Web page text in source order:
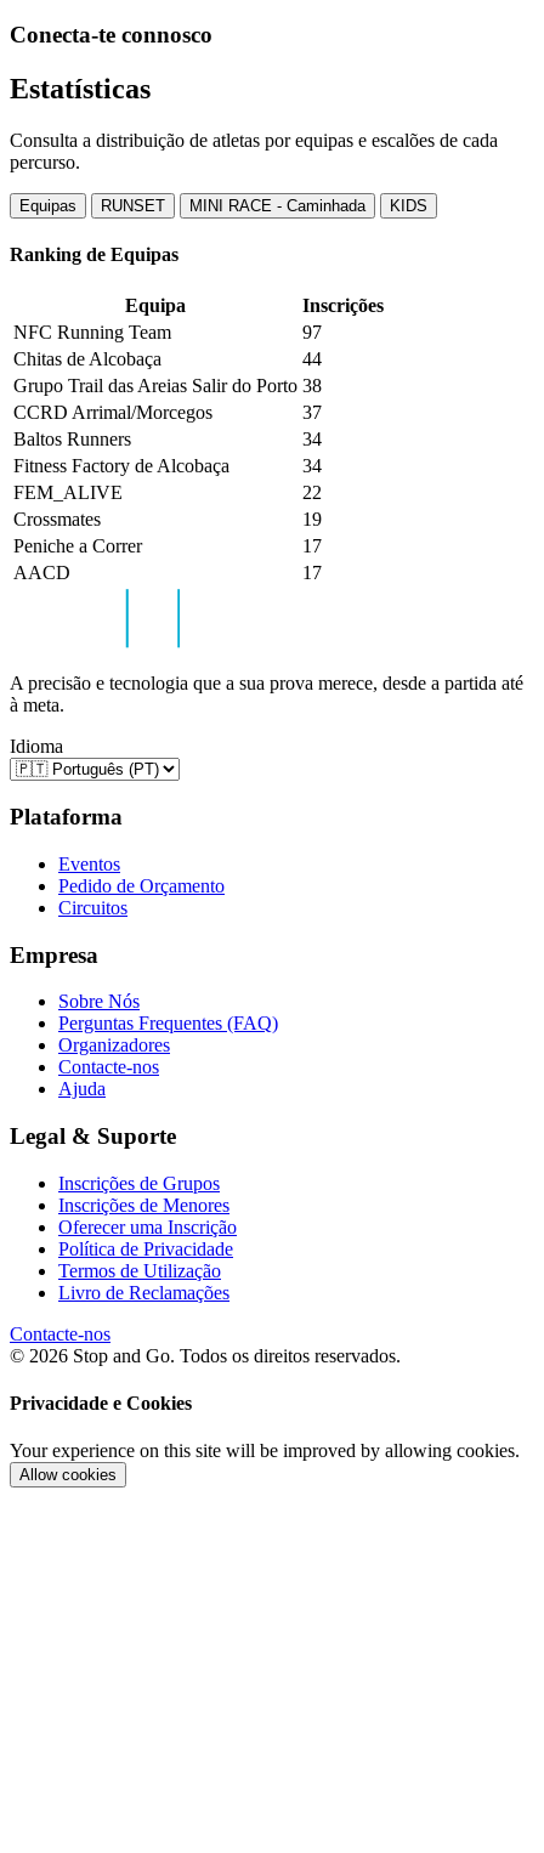
Conecta-te connosco
Estatísticas
Consulta a distribuição de atletas por equipas e escalões de cada
percurso.
Equipas RUNSET MINI RACE - Caminhada KIDS
Ranking de Equipas
Equipa
Inscrições
NFC Running Team
97
Chitas de Alcobaça
44
Grupo Trail das Areias Salir do Porto 38
CCRD Arrimal/Morcegos
37
Baltos Runners
34
Fitness Factory de Alcobaça
34
FEM_ALIVE
22
Crossmates
19
Peniche a Correr
17
AACD
17
A precisão e tecnologia que a sua prova merece, desde a partida até
à meta.
Idioma
Plataforma
Eventos
Pedido de Orçamento
Circuitos
Empresa
Sobre Nós
Perguntas Frequentes (FAQ)
Organizadores
Contacte-nos
Ajuda
Legal & Suporte
Inscrições de Grupos
Inscrições de Menores
Oferecer uma Inscrição
Política de Privacidade
Termos de Utilização
Livro de Reclamações
Contacte-nos
© 2026 Stop and Go. Todos os direitos reservados.
Privacidade e Cookies
Your experience on this site will be improved by allowing cookies.
Allow cookies